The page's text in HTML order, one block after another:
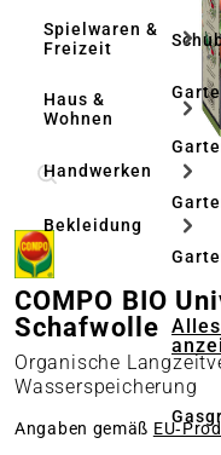
Spielwaren &
Freizeit
Haus &
Wohnen
Handwerken
Bekleidung
COMPO BIO
Schafwolle
Organische
Wasserspeicherung
Angaben gemäß